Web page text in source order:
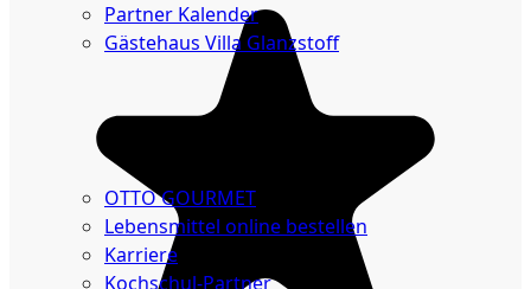
Partner Kalender
Gästehaus Villa Glanzstoff
Über
OTTO GOURMET
Lebensmittel online bestellen
Karriere
Kochschul-Partner